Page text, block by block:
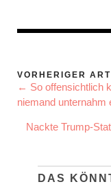
VORHERIGER
← So offensichtlich
niemand unternahm
Nackte Trump-
DAS